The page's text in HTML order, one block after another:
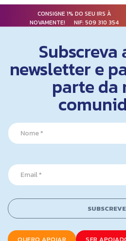
CONSIGNE 1% DO SEU IRS À
NOVAMENTE! NIF:509 310 354
Subscreva
newsletter e
parte da
a
m
N
a
m
N
a
m
E
m
a
l
*
QUERO APOIAR SER